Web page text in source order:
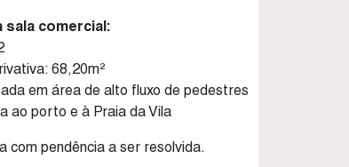
sala comercial:
68,20m²
em área de alto fluxo de pedestres
ao porto e à Praia da Vila
com pendência a ser resolvida.